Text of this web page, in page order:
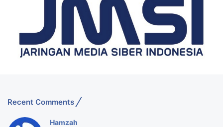
Recent Comments
Hamzah